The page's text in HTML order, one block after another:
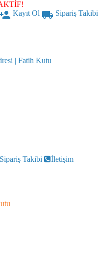
person_add Kayıt Ol local_shipping Sipariş Takibi
Sipariş Takibi
İletişim